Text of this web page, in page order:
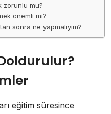
zorunlu mu?
önemli mi?
sonra ne yapmalıyım?
eğitim süresince